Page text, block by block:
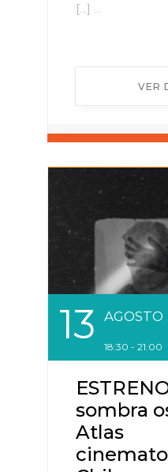
[…] ...
VER
13 AGOSTO
18:30 - 21:00
ESTRENO “Una
sombra
Atlas